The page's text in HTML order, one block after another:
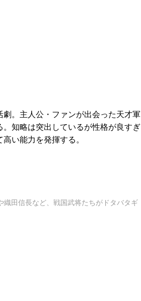
。主人公・ファンが出会った天才軍
知略は突出しているが性格が良すぎ
い能力を発揮する。
織田信長など、戦国武将たちがドタバタギ